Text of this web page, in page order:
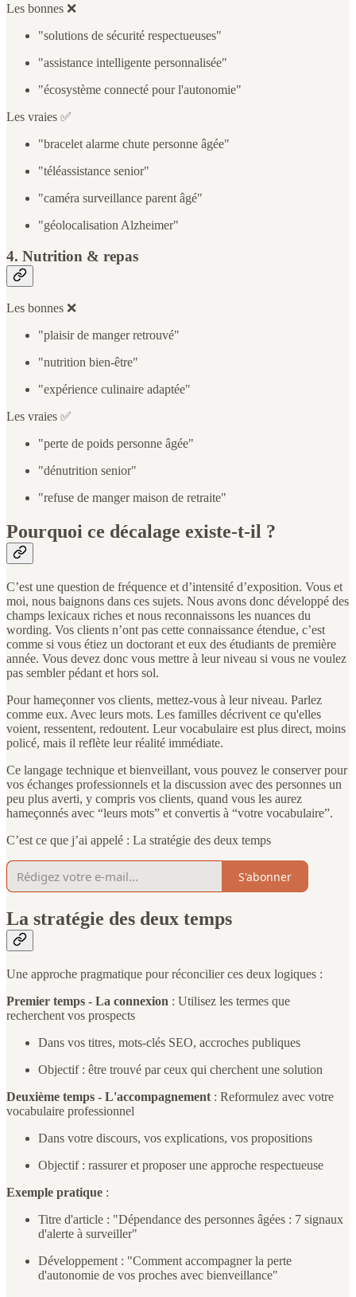
Les bonnes ❌
"solutions de sécurité respectueuses"
"assistance intelligente personnalisée"
"écosystème connecté pour l'autonomie"
Les vraies ✅
"bracelet alarme chute personne âgée"
"téléassistance senior"
"caméra surveillance parent âgé"
"géolocalisation Alzheimer"
4. Nutrition & repas
Les bonnes ❌
"plaisir de manger retrouvé"
"nutrition bien-être"
"expérience culinaire adaptée"
Les vraies ✅
"perte de poids personne âgée"
"dénutrition senior"
"refuse de manger maison de retraite"
Pourquoi ce décalage existe-t-il ?
C’est une question de fréquence et d’intensité d’exposition. Vous et
moi, nous baignons dans ces sujets. Nous avons donc développé des
champs lexicaux riches et nous reconnaissons les nuances du
wording. Vos clients n’ont pas cette connaissance étendue, c’est
comme si vous étiez un doctorant et eux des étudiants de première
année. Vous devez donc vous mettre à leur niveau si vous ne voulez
pas sembler pédant et hors sol.
Pour hameçonner vos clients, mettez-vous à leur niveau. Parlez
comme eux. Avec leurs mots. Les familles décrivent ce qu'elles
voient, ressentent, redoutent. Leur vocabulaire est plus direct, moins
policé, mais il reflète leur réalité immédiate.
Ce langage technique et bienveillant, vous pouvez le conserver pour
vos échanges professionnels et la discussion avec des personnes un
peu plus averti, y compris vos clients, quand vous les aurez
hameçonnés avec “leurs mots” et convertis à “votre vocabulaire”.
C’est ce que j’ai appelé : La stratégie des deux temps
S'abonner
La stratégie des deux temps
Une approche pragmatique pour réconcilier ces deux logiques :
Premier temps - La connexion : Utilisez les termes que
recherchent vos prospects
Dans vos titres, mots-clés SEO, accroches publiques
Objectif : être trouvé par ceux qui cherchent une solution
Deuxième temps - L'accompagnement : Reformulez avec votre
vocabulaire professionnel
Dans votre discours, vos explications, vos propositions
Objectif : rassurer et proposer une approche respectueuse
Exemple pratique :
Titre d'article : "Dépendance des personnes âgées : 7 signaux
d'alerte à surveiller"
Développement : "Comment accompagner la perte
d'autonomie de vos proches avec bienveillance"